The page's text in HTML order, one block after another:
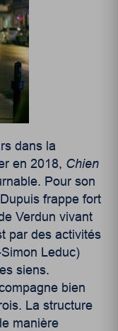
dans la
en 2018, Chien
Pour son
frappe fort
Verdun vivant
par des activités
Leduc)
siens.
bien
La structure
manière